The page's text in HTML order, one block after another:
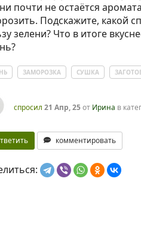
почти не остаётся
Подскажите, какой
зелени? Что в итоге
ЗАМОРОЗКА СУШКА
спросил 21 Апр, 25от Ирина в
комментировать